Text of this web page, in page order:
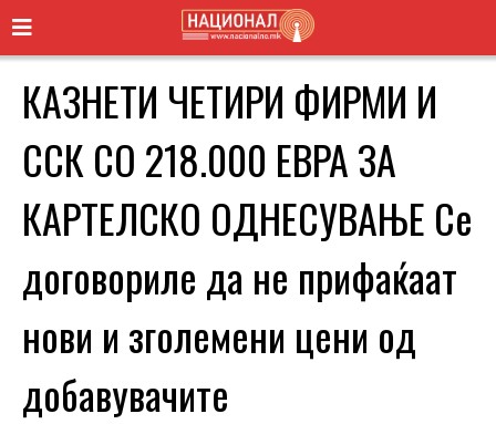
КАЗНЕТИ ЧЕТИРИ ФИРМИ И
ССК СО 218.000 ЕВРА ЗА
КАРТЕЛСКО ОДНЕСУВАЊЕ Се
договориле да не прифаќаат
нови и зголемени цени од
добавувачите